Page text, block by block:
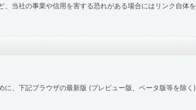
当社の事業や信用を害する恐れがある場合にはリンク自体を
、下記ブラウザの最新版 (プレビュー版、ベータ版等を除く)